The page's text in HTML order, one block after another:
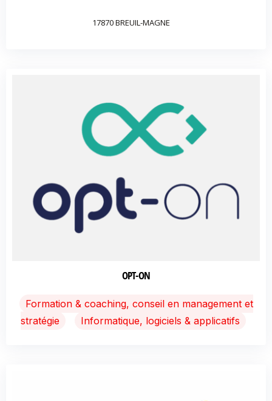
17870 BREUIL-MAGNE
OPT-ON
Formation & coaching, conseil en management et
stratégie
Informatique, logiciels & applicatifs